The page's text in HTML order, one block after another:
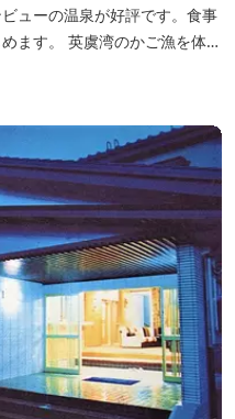
ューの温泉が好評です。食事
ます。 英虞湾のかご漁を体験
、漁で獲れた魚を食べること